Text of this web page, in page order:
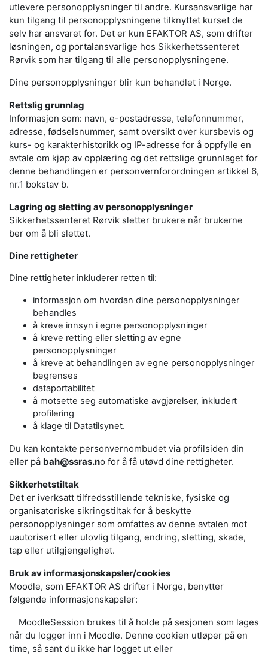
utlevere personopplysninger til andre. Kursansvarlige har
kun tilgang til personopplysningene tilknyttet kurset de
selv har ansvaret for. Det er kun EFAKTOR AS, som drifter
løsningen, og portalansvarlige hos Sikkerhetssenteret
Rørvik som har tilgang til alle personopplysningene.
Dine personopplysninger blir kun behandlet i Norge.
Rettslig grunnlag
Informasjon som: navn, e-postadresse, telefonnummer,
adresse, fødselsnummer, samt oversikt over kursbevis og
kurs- og karakterhistorikk og IP-adresse for å oppfylle en
avtale om kjøp av opplæring og det rettslige grunnlaget for
denne behandlingen er personvernforordningen artikkel 6,
nr.1 bokstav b.
Lagring og sletting av personopplysninger
Sikkerhetssenteret Rørvik sletter brukere når brukerne
ber om å bli slettet.
Dine rettigheter
Dine rettigheter inkluderer retten til:
informasjon om hvordan dine personopplysninger
behandles
å kreve innsyn i egne personopplysninger
å kreve retting eller sletting av egne
personopplysninger
å kreve at behandlingen av egne personopplysninger
begrenses
dataportabilitet
å motsette seg automatiske avgjørelser, inkludert
profilering
å klage til Datatilsynet.
Du kan kontakte personvernombudet via profilsiden din
eller på bah@ssras.no for å få utøvd dine rettigheter.
Sikkerhetstiltak
Det er iverksatt tilfredsstillende tekniske, fysiske og
organisatoriske sikringstiltak for å beskytte
personopplysninger som omfattes av denne avtalen mot
uautorisert eller ulovlig tilgang, endring, sletting, skade,
tap eller utilgjengelighet.
Bruk av informasjonskapsler/cookies
Moodle, som EFAKTOR AS drifter i Norge, benytter
følgende informasjonskapsler:
MoodleSession brukes til å holde på sesjonen som lages
når du logger inn i Moodle. Denne cookien utløper på en
time, så sant du ikke har logget ut eller